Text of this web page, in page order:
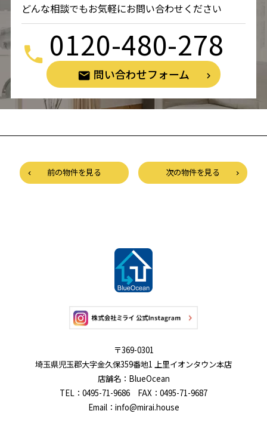
どんな相談でもお気軽にお問い合わせください
0120-480-278
問い合わせフォーム
前の物件を見る 次の物件を見る
〒369-0301
埼玉県児玉郡大字金久保359番地1 上里イオンタウン本店
店舗名：BlueOcean
TEL：0495-71-9686 FAX：0495-71-9687
Email：info@mirai.house